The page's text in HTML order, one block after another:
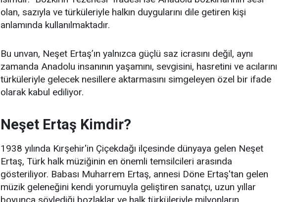
olan, sazıyla ve türküleriyle halkın duygularını dile getiren kişi
anlamında kullanılmaktadır.
Bu unvan, Neşet Ertaş’ın yalnızca güçlü saz icrasını değil, aynı
zamanda Anadolu insanının yaşamını, sevgisini, hasretini ve acılarını
türküleriyle gelecek nesillere aktarmasını simgeleyen özel bir ifade
olarak kabul ediliyor.
Neşet Ertaş Kimdir?
1938 yılında Kırşehir'in Çiçekdağı ilçesinde dünyaya gelen Neşet
Ertaş, Türk halk müziğinin en önemli temsilcileri arasında
gösteriliyor. Babası Muharrem Ertaş, annesi Döne Ertaş'tan gelen
müzik geleneğini kendi yorumuyla geliştiren sanatçı, uzun yıllar